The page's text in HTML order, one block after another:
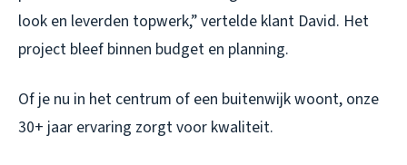
look en leverden topwerk,” vertelde klant David. Het
project bleef binnen budget en planning.
Of je nu in het centrum of een buitenwijk woont, onze
30+ jaar ervaring zorgt voor kwaliteit.